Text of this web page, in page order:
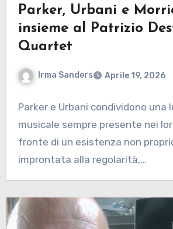
Parker, Urbani e
insieme al Patrizio
Quartet
Irma Sanders Aprile 19, 2026
Parker e Urbani condividono una
musicale sempre presente nei
fronte di un esistenza non
improntata alla regolarità,…